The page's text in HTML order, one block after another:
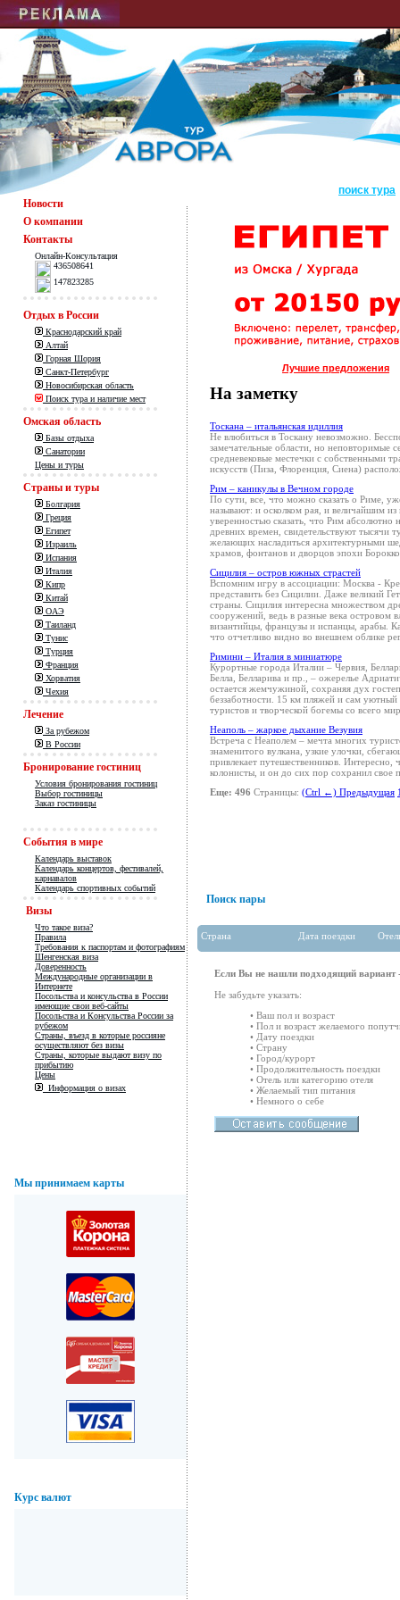
поиск тура
Новости
О компании
Контакты
Онлайн-Консультация
436508641
147823285
Отдых в России
Краснодарский край
Алтай
Горная Шория
Санкт-Петербург
Новосибирская область
Поиск тура и наличие мест
Омская область
Базы отдыха
Санатории
Цены и туры
Страны и туры
Болгария
Греция
Египет
Израиль
Испания
Италия
Кипр
Китай
ОАЭ
Таиланд
Тунис
Турция
Франция
Хорватия
Чехия
Лечение
За рубежом
В России
Бронирование гостиниц
Условия бронирования гостиниц
Выбор гостиницы
Заказ гостиницы
События в мире
Календарь выставок
Календарь концертов, фестивалей,
карнавалов
Календарь спортивных событий
Визы
Что такое виза?
Правила
Требования к паспортам и фотографиям
Шенгенская виза
Доверенность
Международные организации в
Интернете
Посольства и консульства в России
имеющие свои веб-сайты
Посольства и Консульства России за
рубежом
Страны, въезд в которые россияне
осуществляют без визы
Страны, которые выдают визу по
прибытию
Цены
Информация о визах
Мы принимаем карты
Курс валют
Лучшие предложения
На заметку
Тоскана – итальянская идиллия
Не влюбиться в Тоскану невозможно.
замечательные области, но неповторимые
средневековые местечки с собственными
искусств (Пиза, Флоренция, Сиена)
Рим – каникулы в Вечном городе
По сути, все, что можно сказать о Риме,
называют: и осколком рая, и величайшим
уверенностью сказать, что Рим абсолютно
древних времен, свидетельствуют
желающих насладиться архитектурными
храмов, фонтанов и дворцов эпохи
Сицилия – остров южных страстей
Вспомним игру в ассоциации: Москва -
представить без Сицилии. Даже великий
страны. Сицилия интересна множеством
сооружений, ведь в разные века островом
византийцы, французы и испанцы, арабы.
что отчетливо видно во внешнем облике
Римини – Италия в миниатюре
Курортные города Италии – Червия,
Белла, Белларива и пр., – ожерелье
остается жемчужиной, сохраняя дух
беззаботности. 15 км пляжей и сам
туристов и творческой богемы со всего
Неаполь – жаркое дыхание Везувия
Встреча с Неаполем – мечта многих
знаменитого вулкана, узкие улочки,
привлекает путешественников. Интересно,
колонисты, и он до сих пор сохранил свое
Еще: 496 Страницы: (Ctrl ←) Предыдущая
Поиск пары
Страна Дата поездки
Если Вы не нашли подходящий вариант
Не забудьте указать:
• Ваш пол и возраст
• Пол и возраст желаемого
• Дату поездки
• Страну
• Город/курорт
• Продолжительность поездки
• Отель или категорию отеля
• Желаемый тип питания
• Немного о себе